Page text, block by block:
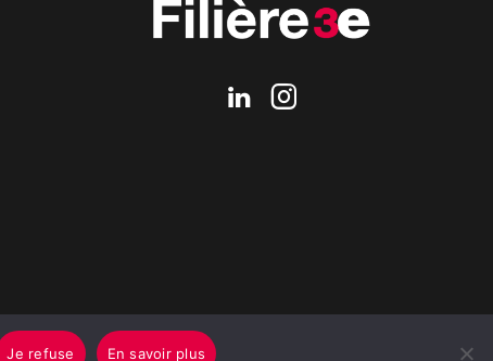
Je refuse En savoir plus